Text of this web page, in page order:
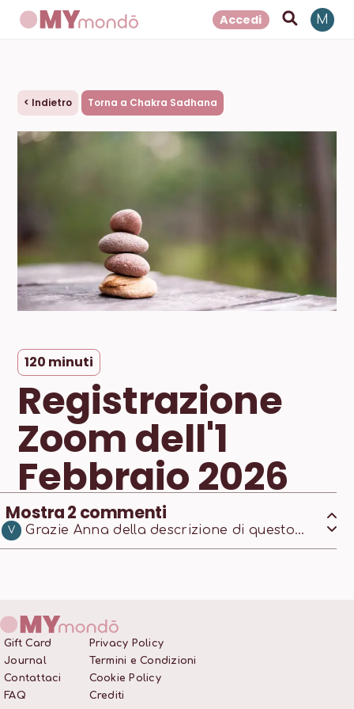
Accedi M
< Indietro Torna a Chakra Sadhana
Registrazione
Zoom dell'1
Febbraio 2026
Mostra2 commenti
V
Grazie Anna della descrizione di questo
bellissimo chakra...
120 minuti
Gift Card
Journal
Contattaci
FAQ
Privacy Policy
Termini e Condizioni
Cookie Policy
Crediti